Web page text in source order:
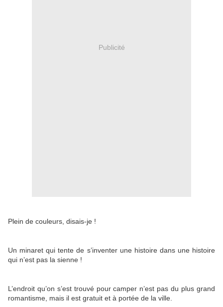
Publicité
Plein de couleurs, disais-je !
Un minaret qui tente de s’inventer une histoire dans une histoire
qui n’est pas la sienne !
L’endroit qu’on s’est trouvé pour camper n’est pas du plus grand
romantisme, mais il est gratuit et à portée de la ville.